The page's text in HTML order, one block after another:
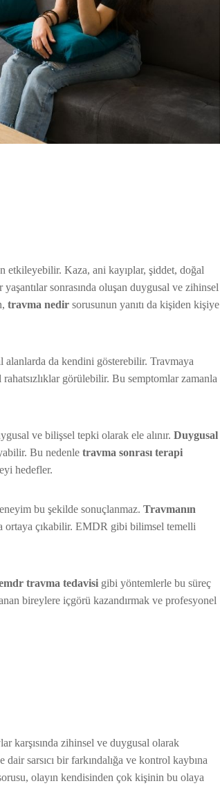
etkileyebilir. Kaza, ani kayıplar, şiddet, doğal
sonrasında oluşan duygusal ve zihinsel
travma nedir sorusunun yanıtı da kişiden kişiye
alanlarda da kendini gösterebilir. Travmaya
görülebilir. Bu semptomlar zamanla
ve bilişsel tepki olarak ele alınır. Duygusal
Bu nedenle travma sonrası terapi
hedefler.
bu şekilde sonuçlanmaz. Travmanın
ortaya çıkabilir. EMDR gibi bilimsel temelli
travma tedavisi gibi yöntemlerle bu süreç
bireylere içgörü kazandırmak ve profesyonel
karşısında zihinsel ve duygusal olarak
sarsıcı bir farkındalığa ve kontrol kaybına
olayın kendisinden çok kişinin bu olaya